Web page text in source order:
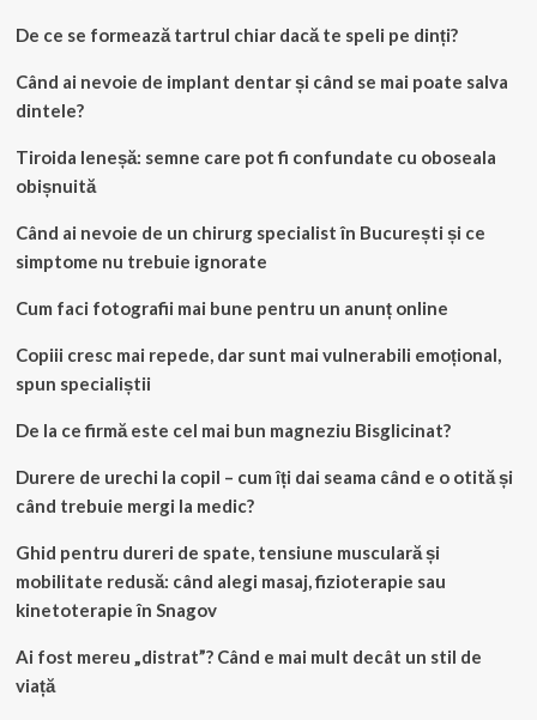
De ce se formează tartrul chiar dacă te speli pe dinți?
Când ai nevoie de implant dentar și când se mai poate salva
dintele?
Tiroida leneșă: semne care pot fi confundate cu oboseala
obișnuită
Când ai nevoie de un chirurg specialist în București și ce
simptome nu trebuie ignorate
Cum faci fotografii mai bune pentru un anunț online
Copiii cresc mai repede, dar sunt mai vulnerabili emoțional,
spun specialiștii
De la ce firmă este cel mai bun magneziu Bisglicinat?
Durere de urechi la copil – cum îți dai seama când e o otită și
când trebuie mergi la medic?
Ghid pentru dureri de spate, tensiune musculară și
mobilitate redusă: când alegi masaj, fizioterapie sau
kinetoterapie în Snagov
Ai fost mereu „distrat”? Când e mai mult decât un stil de
viață